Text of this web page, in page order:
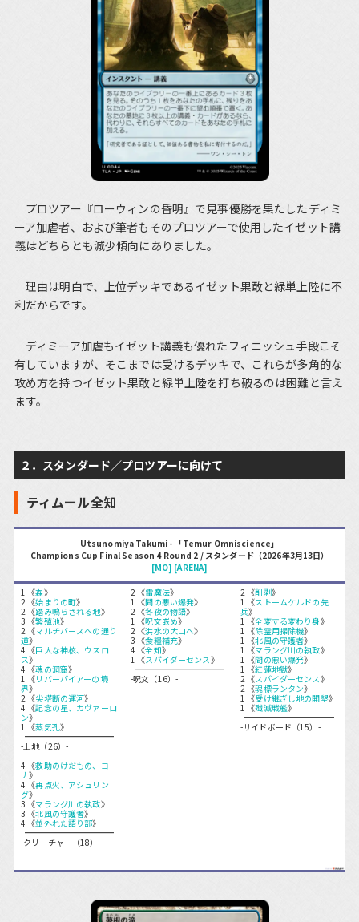
プロツアー『ローウィンの昏明』で見事優勝を果たしたディミ
ーア加虐者、および筆者もそのプロツアーで使用したイゼット講
義はどちらとも減少傾向にありました。
理由は明白で、上位デッキであるイゼット果敢と緑単上陸に不
利だからです。
ディミーア加虐もイゼット講義も優れたフィニッシュ手段こそ
有していますが、そこまでは受けるデッキで、これらが多角的な
攻め方を持つイゼット果敢と緑単上陸を打ち破るのは困難と言え
ます。
２．スタンダード／プロツアーに向けて
ティムール全知
Utsunomiya Takumi - 「Temur Omniscience」
Champions Cup Final Season 4 Round 2 / スタンダード（2026年3月13日）
[MO] [ARENA]
1 《森》
2 《始まりの町》
2 《踏み鳴らされる地》
3 《繁殖池》
2 《マルチバースへの通り
道》
4 《巨大な神核、ウスロ
ス》
4 《魂の洞窟》
1 《リバーパイアーの境
界》
2 《尖塔断の運河》
4 《記念の星、カヴァーロ
ン》
1 《蒸気孔》
-土地（26）-
4 《救助のけだもの、コー
ナ》
4 《再点火、アシュリン
グ》
3 《マラング川の執政》
3 《北風の守護者》
4 《並外れた語り部》
-クリーチャー（18）-
2 《雷魔法》
1 《間の悪い爆発》
2 《冬夜の物語》
1 《呪文嵌め》
2 《洪水の大口へ》
3 《食糧補充》
4 《全知》
1 《スパイダーセンス 》
-呪文（16）-
2 《削剥》
1 《ストームケルドの先
兵》
1 《全変する変わり身》
1 《除霊用掃除機》
1 《北風の守護者》
1 《マラング川の執政》
1 《間の悪い爆発》
1 《紅蓮地獄》
2 《スパイダーセンス 》
2 《魂標ランタン》
1 《受け継ぎし地の開墾》
1 《殲滅戦艦》
-サイドボード（15）-